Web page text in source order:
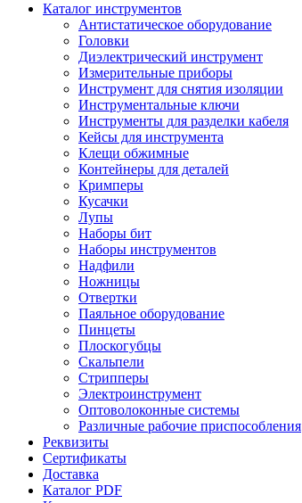
Каталог инструментов
Антистатическое оборудование
Головки
Диэлектрический инструмент
Измерительные приборы
Инструмент для снятия изоляции
Инструментальные ключи
Инструменты для разделки кабеля
Кейсы для инструмента
Клещи обжимные
Контейнеры для деталей
Кримперы
Кусачки
Лупы
Наборы бит
Наборы инструментов
Надфили
Ножницы
Отвертки
Паяльное оборудование
Пинцеты
Плоскогубцы
Скальпели
Стрипперы
Электроинструмент
Оптоволоконные системы
Различные рабочие приспособления
Реквизиты
Сертификаты
Доставка
Каталог PDF